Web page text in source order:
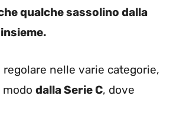
qualche sassolino dalla
nelle varie categorie,
dalla Serie C, dove